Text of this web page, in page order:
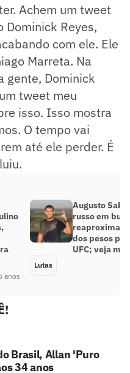
Achem um tweet
Dominick Reyes,
com ele. Ele
Marreta. Na
gente, Dominick
tweet meu
isso. Isso mostra
O tempo vai
até ele perder. É
anos
Augusto
russo em
dos pesos
UFC; veja
Lutas
Brasil, Allan 'Puro
34 anos